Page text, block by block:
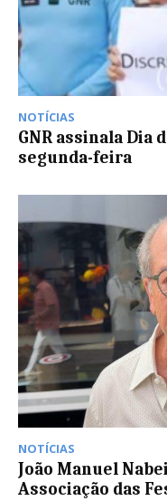
NOTÍCIAS
GNR assinala Dia
segunda-feira
NOTÍCIAS
João Manuel
Associação das